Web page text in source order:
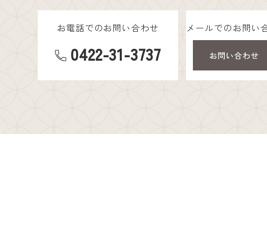
お電話でのお問い合わせ
0422-31-3737
メールでのお問い
お問い合わせ